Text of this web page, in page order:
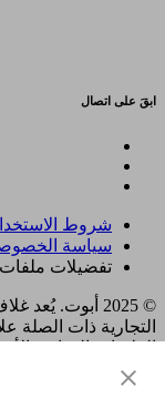
ابقَ على اتصال
شروط
سياسة
تفضيلات ملفات
© 2025 أبوت.
التجارية ذات الصلة
العلامات التجارية
علامة تجارية، أو
على هذا الموقع